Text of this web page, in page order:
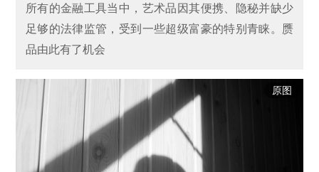
所有的金融工具当中，艺术品因其便携、隐秘并缺少
足够的法律监管，受到一些超级富豪的特别青睐。赝
品由此有了机会
原图